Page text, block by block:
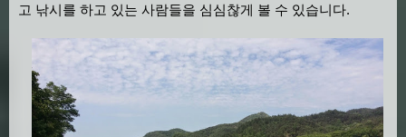
고 낚시를 하고 있는 사람들을 심심찮게 볼 수 있습니다.